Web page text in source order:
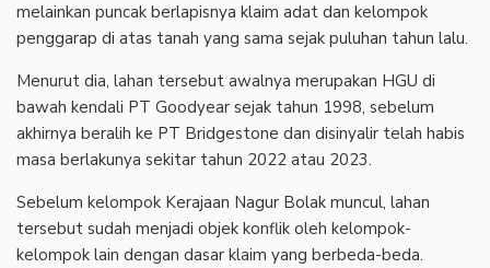
melainkan puncak berlapisnya klaim adat dan kelompok
penggarap di atas tanah yang sama sejak puluhan tahun lalu.
Menurut dia, lahan tersebut awalnya merupakan HGU di
bawah kendali PT Goodyear sejak tahun 1998, sebelum
akhirnya beralih ke PT Bridgestone dan disinyalir telah habis
masa berlakunya sekitar tahun 2022 atau 2023.
Sebelum kelompok Kerajaan Nagur Bolak muncul, lahan
tersebut sudah menjadi objek konflik oleh kelompok-
kelompok lain dengan dasar klaim yang berbeda-beda.